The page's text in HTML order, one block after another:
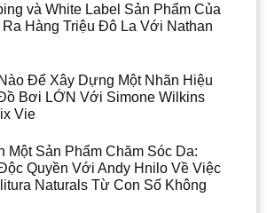
và White Label Sản Phẩm Của
Hàng Triệu Đô La Với Nathan
Để Xây Dựng Một Nhãn Hiệu
Bơi LỚN Với Simone Wilkins
Vie
Một Sản Phẩm Chăm Sóc Da:
Quyền Với Andy Hnilo Về Việc
Naturals Từ Con Số Không